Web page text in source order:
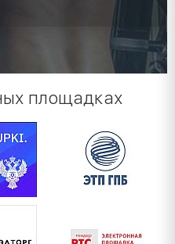
площадках